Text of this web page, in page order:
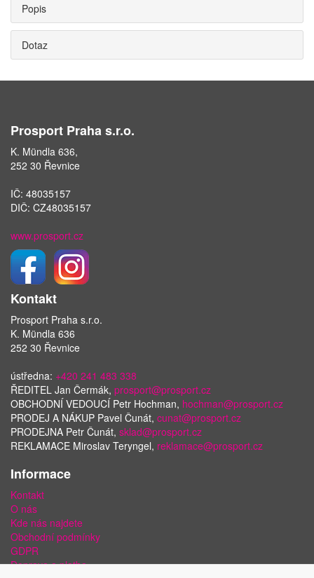
Popis
Dotaz
Prosport Praha s.r.o.
K. Mündla 636,
252 30 Řevnice
IČ: 48035157
DIČ: CZ48035157
www.prosport.cz
Kontakt
Prosport Praha s.r.o.
K. Mündla 636
252 30 Řevnice
ústředna: +420 241 483 338
ŘEDITEL Jan Čermák, prosport@prosport.cz
OBCHODNÍ VEDOUCÍ Petr Hochman, hochman@prosport.cz
PRODEJ A NÁKUP Pavel Čunát, cunat@prosport.cz
PRODEJNA Petr Čunát, sklad@prosport.cz
REKLAMACE Miroslav Teryngel, reklamace@prosport.cz
Informace
Kontakt
O nás
Kde nás najdete
Obchodní podmínky
GDPR
Doprava a platba